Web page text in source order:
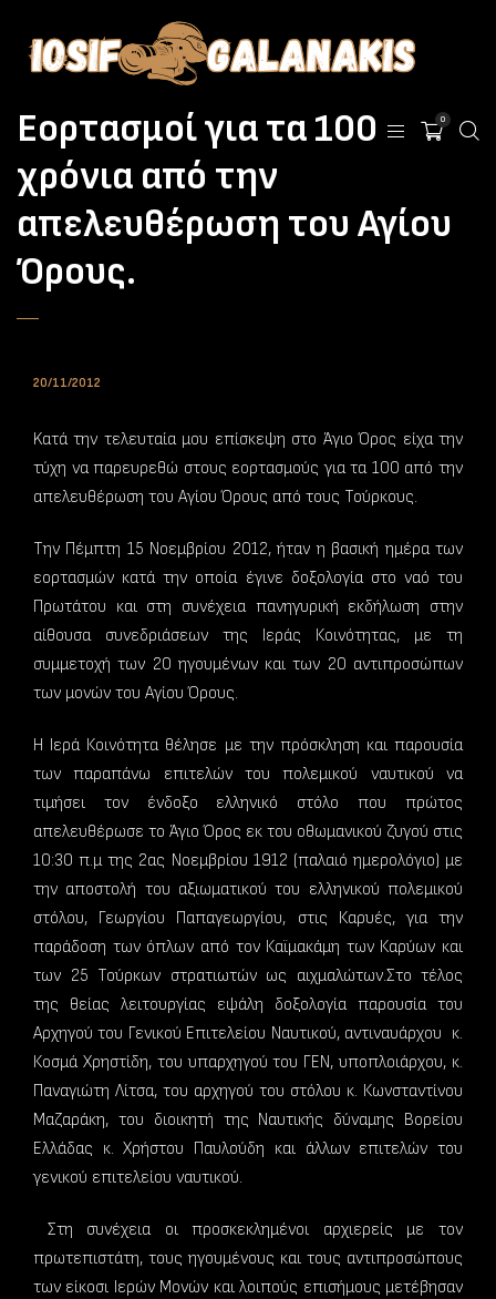
0
Εορτασμοί για τα 100
χρόνια από την
απελευθέρωση του Αγίου
Όρους.
20/11/2012
Kατά την τελευταία μου επίσκεψη στο Άγιο Όρος είχα την
τύχη να παρευρεθώ στους εορτασμούς για τα 100 από την
απελευθέρωση του Αγίου Όρους από τους Τούρκους.
Την Πέμπτη 15 Νοεμβρίου 2012, ήταν η βασική ημέρα των
εορτασμών κατά την οποία έγινε δοξολογία στο ναό του
Πρωτάτου και στη συνέχεια πανηγυρική εκδήλωση στην
αίθουσα συνεδριάσεων της Ιεράς Κοινότητας, με τη
συμμετοχή των 20 ηγουμένων και των 20 αντιπροσώπων
των μονών του Αγίου Όρους.
Η Ιερά Κοινότητα θέλησε με την πρόσκληση και παρουσία
των παραπάνω επιτελών του πολεμικού ναυτικού να
τιμήσει τον ένδοξο ελληνικό στόλο που πρώτος
απελευθέρωσε το Άγιο Όρος εκ του οθωμανικού ζυγού στις
10:30 π.μ της 2ας Νοεμβρίου 1912 (παλαιό ημερολόγιο) με
την αποστολή του αξιωματικού του ελληνικού πολεμικού
στόλου, Γεωργίου Παπαγεωργίου, στις Καρυές, για την
παράδοση των όπλων από τον Καϊμακάμη των Καρύων και
των 25 Τούρκων στρατιωτών ως αιχμαλώτων.Στο τέλος
της θείας λειτουργίας εψάλη δοξολογία παρουσία του
Αρχηγού του Γενικού Επιτελείου Ναυτικού, αντιναυάρχου κ.
Κοσμά Χρηστίδη, του υπαρχηγού του ΓΕΝ, υποπλοιάρχου, κ.
Παναγιώτη Λίτσα, του αρχηγού του στόλου κ. Κωνσταντίνου
Μαζαράκη, του διοικητή της Ναυτικής δύναμης Βορείου
Ελλάδας κ. Χρήστου Παυλούδη και άλλων επιτελών του
γενικού επιτελείου ναυτικού.
Στη συνέχεια οι προσκεκλημένοι αρχιερείς με τον
πρωτεπιστάτη, τους ηγουμένους και τους αντιπροσώπους
των είκοσι Ιερών Μονών και λοιπούς επισήμους μετέβησαν